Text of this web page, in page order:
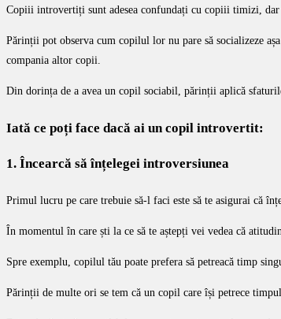
Copiii introvertiți sunt adesea confundați cu copiii timizi,
Părinții pot observa cum copilul lor nu pare să socializeze
compania altor copii.
Din dorința de a avea un copil sociabil, părinții aplică
Iată ce poți face dacă ai un copil introvertit:
1. Încearcă să înțelegei introversiunea
Primul lucru pe care trebuie să-l faci este să te asigurai că
În momentul în care ști la ce să te aștepți vei vedea că
Spre exemplu, copilul tău poate prefera să petreacă timp
Părinții de multe ori se tem că un copil care își petrece